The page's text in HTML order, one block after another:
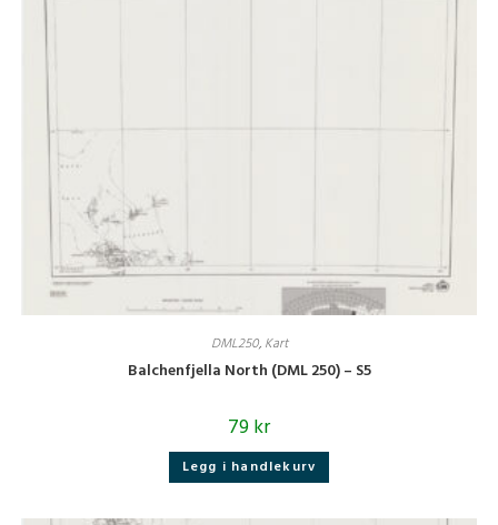
DML250, Kart
Balchenfjella North (DML 250) – S5
79kr
Legg i handlekurv